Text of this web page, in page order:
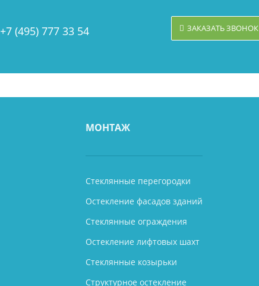
+7 (495) 777 33 54 ЗАКАЗАТЬ ЗВОНОК
МОНТАЖ
Стеклянные перегородки
Остекление фасадов зданий
Стеклянные ограждения
Остекление лифтовых шахт
Стеклянные козырьки
Структурное остекление